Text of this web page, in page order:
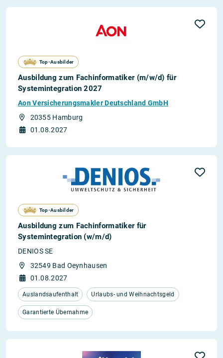
Top-Ausbilder
Ausbildung zum Fachinformatiker (m/w/d) für
Systemintegration 2027
Aon Versicherungsmakler Deutschland GmbH
20355 Hamburg
01.08.2027
Top-Ausbilder
Ausbildung zum Fachinformatiker für
Systemintegration (w/m/d)
DENIOS SE
32549 Bad Oeynhausen
01.08.2027
Auslandsaufenthalt Urlaubs- und Weihnachtsgeld
Garantierte Übernahme